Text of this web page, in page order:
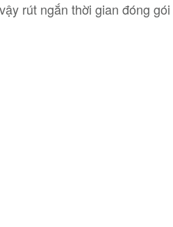
rút ngắn thời gian đóng